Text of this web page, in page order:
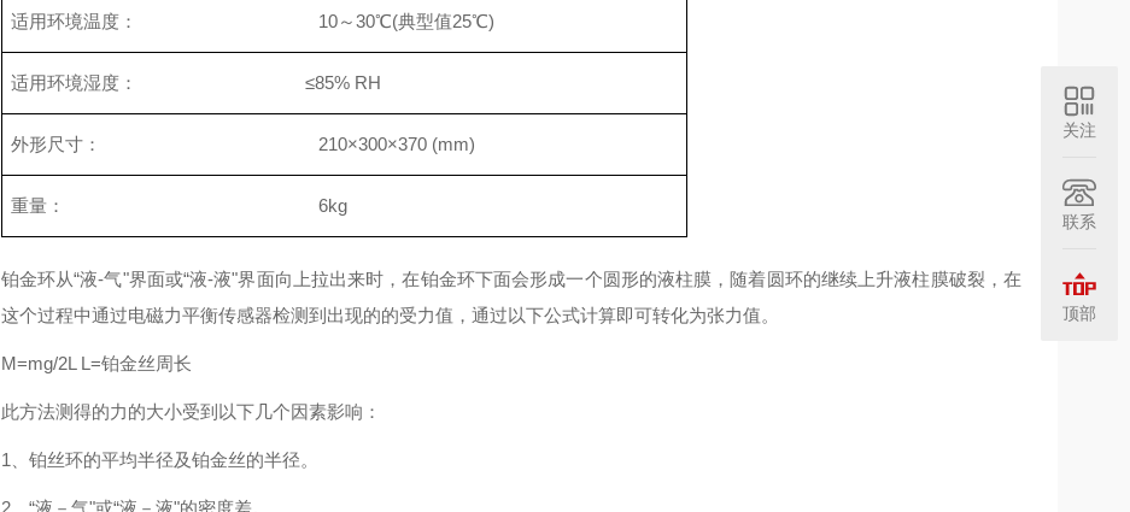
适用环境温度： 10～30℃(典型值25℃)
适用环境湿度： ≤85% RH
外形尺寸： 210×300×370 (mm)
重量： 6kg
铂金环从“液-气"界面或“液-液"界面向上拉出来时，在铂金环下面会形成一个圆形的液柱膜，随着圆环的继续上升液柱膜破裂，在
这个过程中通过电磁力平衡传感器检测到出现的的受力值，通过以下公式计算即可转化为张力值。
M=mg/2L L=铂金丝周长
此方法测得的力的大小受到以下几个因素影响：
1、铂丝环的平均半径及铂金丝的半径。
2、“液－气"或“液－液"的密度差。
关注
联系
顶部